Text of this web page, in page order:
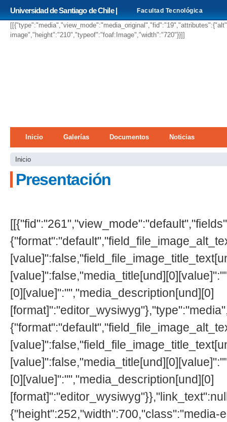
Universidad de Santiago de Chile | Facultad Tecnológica
image","height":"210","typeof":"foaf:Image","width":"720"}}]]
Menú principal
Inicio Galerías Documentos Noticias
Se encuentra usted aquí
Inicio
Presentación
[0][value]":"","media_description[und][0]
[0][value]":"","media_description[und][0]